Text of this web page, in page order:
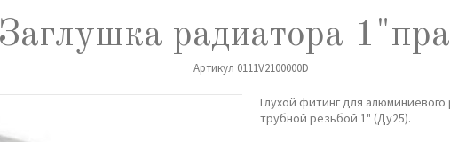
Заглушка радиатора
Артикул 0111V2100000D
Глухой фитинг для
трубной резьбой 1" (Ду25).